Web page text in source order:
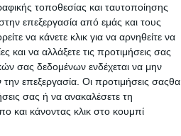
τοποθεσίας και ταυτοποίησης
επεξεργασία από εμάς και τους
να κάνετε κλικ για να αρνηθείτε να
να αλλάξετε τις προτιμήσεις σας
σας δεδομένων ενδέχεται να μην
επεξεργασία. Οι προτιμήσεις σαςθα
σας ή να ανακαλέσετε τη
και κάνοντας κλικ στο κουμπί